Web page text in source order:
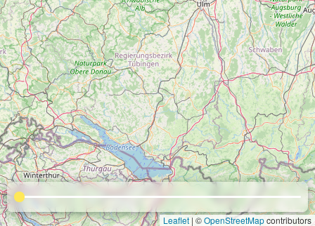
Leaflet | ©OpenStreetMapcontributors